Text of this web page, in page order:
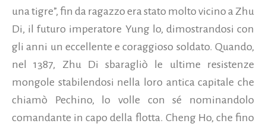
una tigre”, fin da ragazzo era stato molto vicino a Zhu
Di, il futuro imperatore Yung lo, dimostrandosi con
gli anni un eccellente e coraggioso soldato. Quando,
nel 1387, Zhu Di sbaragliò le ultime resistenze
mongole stabilendosi nella loro antica capitale che
chiamò Pechino, lo volle con sé nominandolo
comandante in capo della flotta. Cheng Ho, che fino